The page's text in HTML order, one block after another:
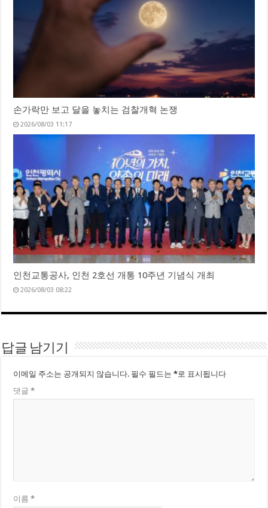
손가락만 보고 달을 놓치는 검찰개혁 논쟁
2026/08/03 11:17
인천교통공사, 인천 2호선 개통 10주년 기념식 개최
2026/08/03 08:22
답글 남기기
이메일 주소는 공개되지 않습니다. 필수 필드는*로 표시됩니다
댓글*
이름*